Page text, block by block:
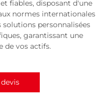
fiables, disposant d'une
normes internationales
personnalisées
garantissant une
de vos actifs.